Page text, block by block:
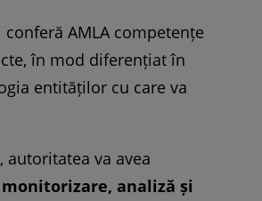
AMLA competențe
în mod diferențiat în
entităților cu care va
autoritatea va avea
monitorizare, analiză și